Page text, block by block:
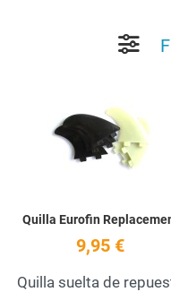
Quilla Eurofin
9,95 €
Quilla suelta de